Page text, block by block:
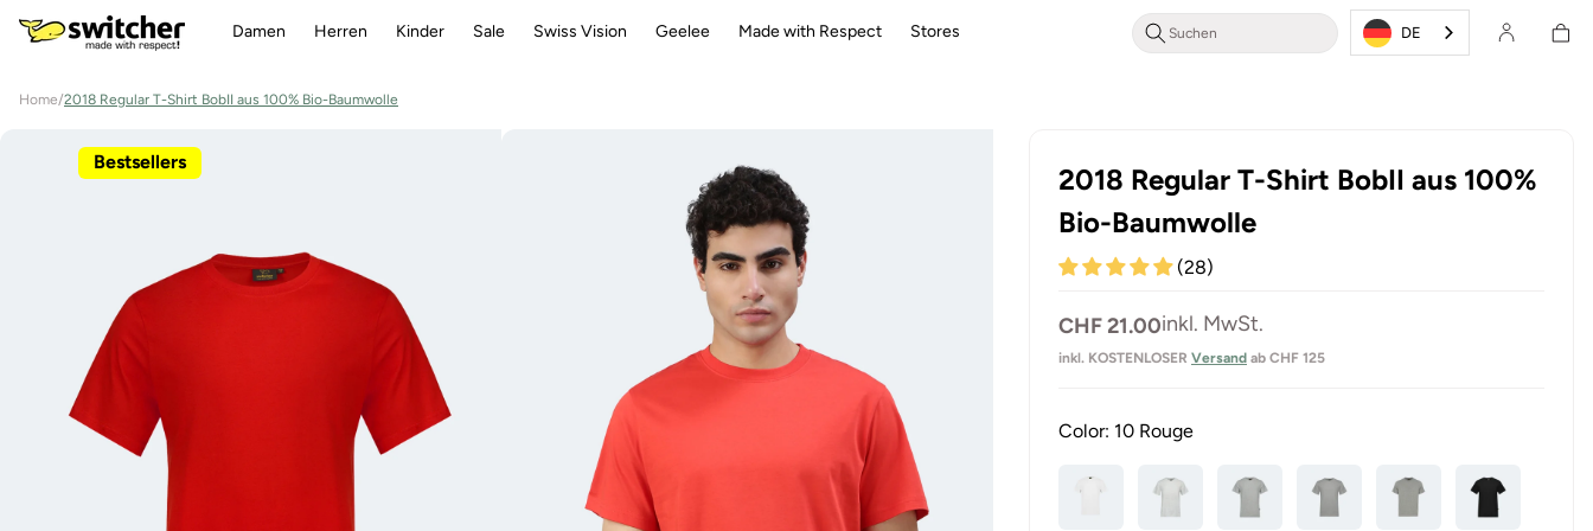
zum
Inhalt
Damen Herren Kinder Sale Swiss Vision Geelee Made with Respect Stores DE Login/Registrieren
Home/2018 Regular T-Shirt BobII aus 100% Bio-Baumwolle
Bestsellers
Produktinformationen
2018 Regular T-Shirt BobII aus 100%
Bio-Baumwolle
(28)
Normaler
Preis
CHF 21.00inkl. MwSt.
inkl. KOSTENLOSER Versand ab CHF 125
Color: 10 Rouge